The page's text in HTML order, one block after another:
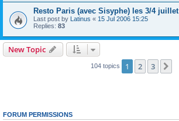
Resto Paris (avec Sisyphe) les 3/4 juillet
Last post by Latinus « 15 Jul 2006 15:25
Replies: 83
New Topic
104 topics 1 2 3
FORUM PERMISSIONS